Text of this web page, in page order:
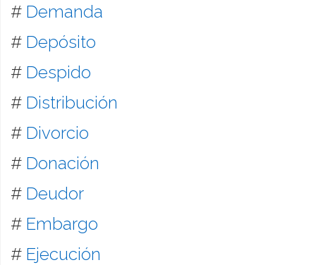
# Demanda
# Depósito
# Despido
# Distribución
# Divorcio
# Donación
# Deudor
# Embargo
# Ejecución